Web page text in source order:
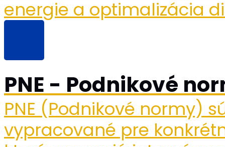
energie a optimalizácia
PNE - Podnikové
PNE (Podnikové normy)
vypracované pre